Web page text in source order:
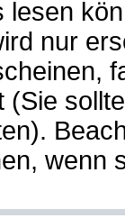
nur
(Sie
wenn